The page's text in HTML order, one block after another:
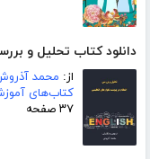
دانلود کتاب تحلیل و
از: محمد
کتاب‌های
۳۷ صفحه